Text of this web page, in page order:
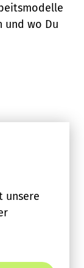
und wo Du
unsere